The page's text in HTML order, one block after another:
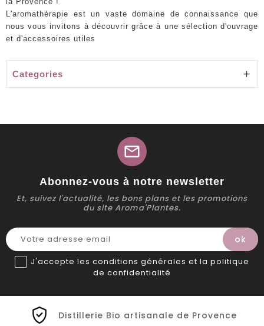
L'aromathérapie est un vaste domaine de connaissance que
nous vous invitons à découvrir grâce à une sélection d'ouvrage
et d'accessoires utiles
Categories 
mail
Abonnez-vous à notre newsletter
Et, suivez l'actualité, les bons plans et les promotions
du site Aroma'Plantes.
J'accepte les conditions générales et la politique
de confidentialité
Distillerie Bio artisanale de Provence